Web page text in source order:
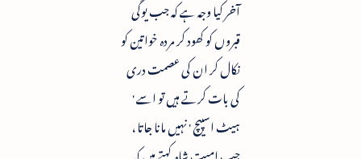
آخر کیا وجہ ہے کہ جب یوگی
قبروں کو کھود کر مردہ خواتین کو
نکال کر ان کی عصمت دری
کی بات کرتے ہیں تو اسے '
ہیٹ اسپیچ ' نہیں مانا جاتا ،